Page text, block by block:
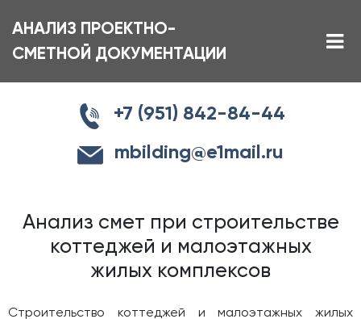
АНАЛИЗ ПРОЕКТНО-
СМЕТНОЙ ДОКУМЕНТАЦИИ
+7 (951) 842-84-44
mbilding@e1mail.ru
Анализ смет при строительстве
коттеджей и малоэтажных
жилых комплексов
Строительство коттеджей и малоэтажных жилых